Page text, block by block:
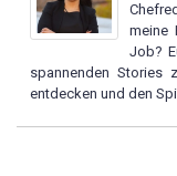
meine
Job?
spannenden Stories
entdecken und den